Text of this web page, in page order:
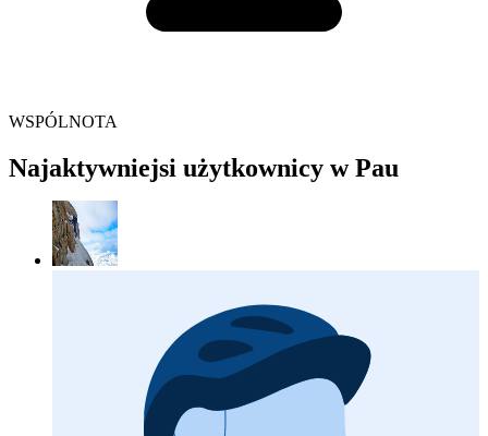
WSPÓLNOTA
Najaktywniejsi użytkownicy w Pau